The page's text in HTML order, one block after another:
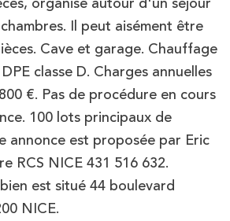
Il peut aisément être
Cave et garage. Chauffage
classe D. Charges annuelles
€. Pas de procédure en cours
100 lots principaux de
annonce est proposée par Eric
RCS NICE 431 516 632.
est situé 44 boulevard
NICE.